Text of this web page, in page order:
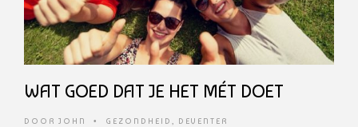
WAT GOED DAT JE HET MÉT DOET
DOOR JOHN • GEZONDHEID , DEVENTER